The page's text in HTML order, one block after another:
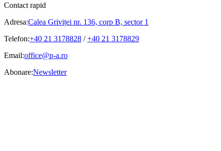
Contact rapid
Adresa:Calea Griviței nr. 136, corp B, sector 1
Telefon:+40 21 3178828 /+40 21 3178829
Email:office@p-a.ro
Abonare:Newsletter